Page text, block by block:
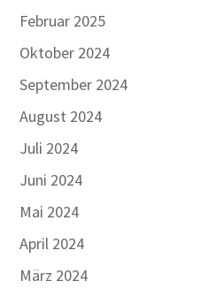
Februar 2025
Oktober 2024
September 2024
August 2024
Juli 2024
Juni 2024
Mai 2024
April 2024
März 2024